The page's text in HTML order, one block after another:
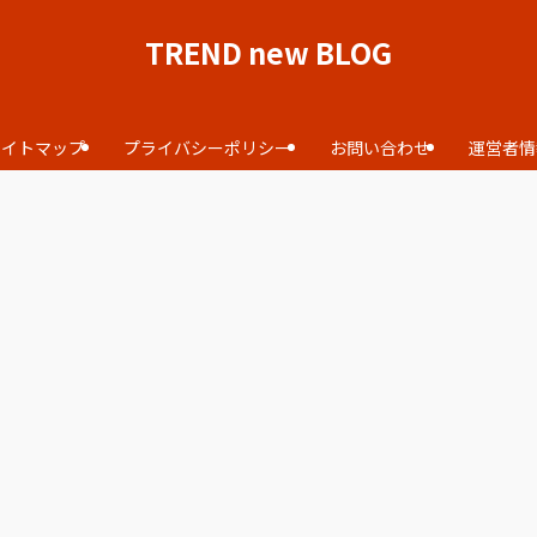
TREND new BLOG
トマップ プライバシーポリシー お問い合わせ 運営者